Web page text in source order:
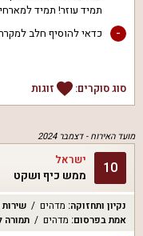
תמיד עוזר! תמיד
- כדאי להוסיף חלב
סוג סוקרים: זוגות
מועד האירוח -דצמבר 2024
10 ישראל
ממש כיף ושקט
נקיון ותחזוקה: מדהים שירות
אמת בפרסום: מדהים תמורה